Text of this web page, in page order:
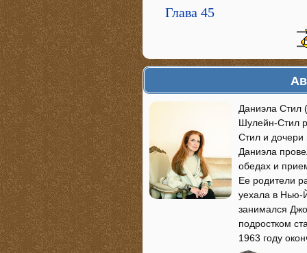
Глава 45
Даниэла Стил
Шулейн-Стил
Стил и дочери
Даниэла
обедах и
Ее родители
уехала в Нью-
занимался
подростком
1963 году